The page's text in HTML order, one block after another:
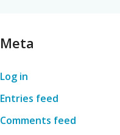
Meta
Log in
Entries feed
Comments feed